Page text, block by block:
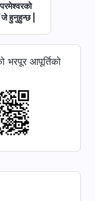
हुनुहुन्छ |
हुनुहुन्छ |
भरपूर आपूर्तिको